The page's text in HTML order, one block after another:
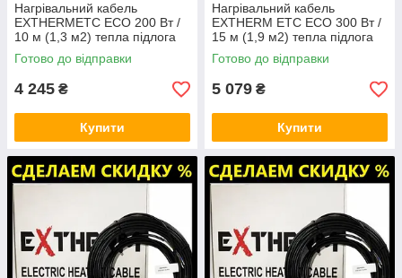
Нагрівальний кабель
EXTHERMЕТС ЕСО 200 Вт /
10 м (1,3 м2) тепла підлога
електрична Екстерм, Екстерм
Готово до відправки
4 245 ₴
Купити
Нагрівальний кабель
EXTHERM ЕТС ЕСО 300 Вт /
15 м (1,9 м2) тепла підлога
електрична Екстерм, Екстерм
Готово до відправки
5 079 ₴
Купити